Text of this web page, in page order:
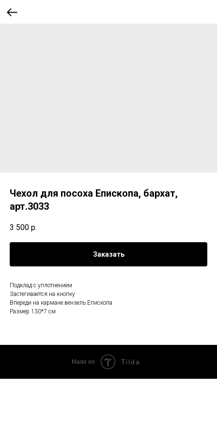
Чехол для посоха Епископа, бархат,
арт.3033
3 500 р.
Заказать
Подклад с уплотнением
Застегивается на кнопку
Впереди на кармане вензель Епископа
Размер 130*7 см
Made on Tilda